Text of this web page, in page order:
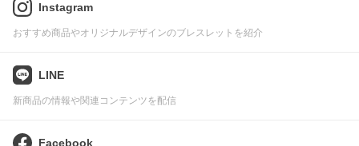
Instagram
おすすめ商品やオリジナルデザインのブレスレットを紹介
LINE
新商品の情報や関連コンテンツを配信
Facebook